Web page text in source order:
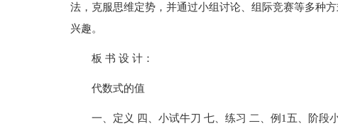
法，克服思维定势，并通过小组讨论、组际竞赛等多种
兴趣。
板 书 设 计：
代数式的值
一、定义 四、小试牛刀 七、练习 二、例1五、阶段